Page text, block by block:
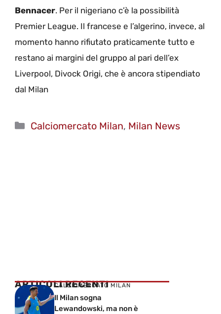
Bennacer. Per il nigeriano c’è la possibilità
Premier League. Il francese e l’algerino, invece, al
momento hanno rifiutato praticamente tutto e
restano ai margini del gruppo al pari dell’ex
Liverpool, Divock Origi, che è ancora stipendiato
dal Milan
Categorie
Calciomercato Milan, Milan News
ARTICOLI RECENTI
CALCIOMERCATO MILAN
Il Milan sogna
Lewandowski, ma non è